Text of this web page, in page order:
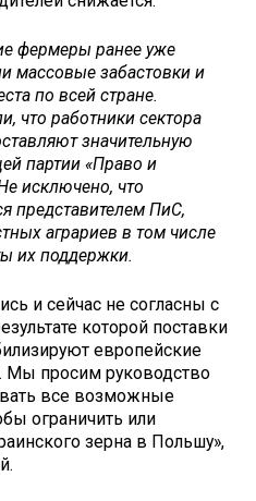
фермеры ранее уже
массовые забастовки и
по всей стране.
что работники сектора
значительную
партии «Право и
исключено, что
представителем ПиС,
аграриев в том числе
их поддержки.
и сейчас не согласны с
которой поставки
европейские
Мы просим руководство
все возможные
ограничить или
зерна в Польшу»,